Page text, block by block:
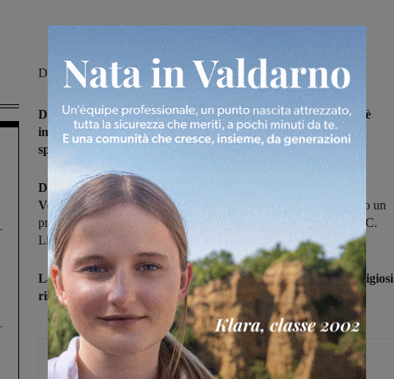
Davide è già Campione regionale 2018
Davide Badii, della Società Ginnica Giglio di Montevarchi, si è
imposto al terzo posto nel Campionato nazionale Silver
specialità GAM.
Davide Badii è già Campione regionale 2018 alle Parallele
Volteggio Anelli e C. Libero.
Alle finali Nazionali ha conquistato un
prestigioso 3° posto agli anelli, 4° posto alle parallele, 5° posto al C.
Libero, 10° posto al C. Libero.
La Società Giglio orgogliosa e soddisfatta di Tutti questi prestigiosi
risultati.
Monica Campani